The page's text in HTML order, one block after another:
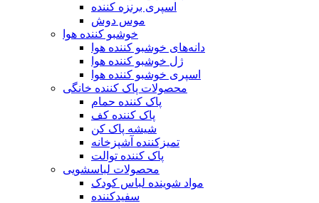
اسپری برنزه کننده
موس دوش
خوشبو کننده هوا
دانه‌های خوشبو کننده هوا
ژل خوشبو کننده هوا
اسپری خوشبو کننده هوا
محصولات پاک کننده خانگی
پاک کننده حمام
پاک کننده کف
شیشه پاک کن
تمیزکننده آشپزخانه
پاک کننده توالت
محصولات لباسشویی
مواد شوینده لباس کودک
سفیدکننده